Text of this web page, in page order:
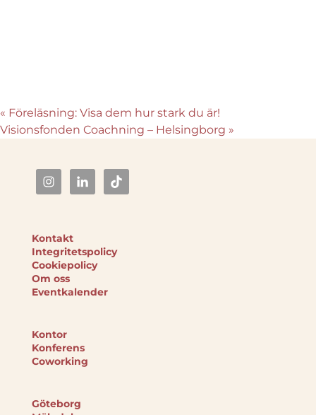
« Föreläsning: Visa dem hur stark du är!
Visionsfonden Coachning – Helsingborg »
Kontakt
Integritetspolicy
Cookiepolicy
Om oss
Eventkalender
Kontor
Konferens
Coworking
Göteborg